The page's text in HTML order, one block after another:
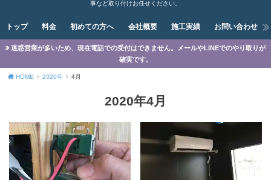
事など取り付けお任せください。
トップ 料金 初めての方へ 会社概要 施工実績 お問い合わせ
迷惑営業が多いため、現在電話での受付はできません。メールやLINEでのやり取りが
確実です。
HOME 2020年 4月
2020年4月